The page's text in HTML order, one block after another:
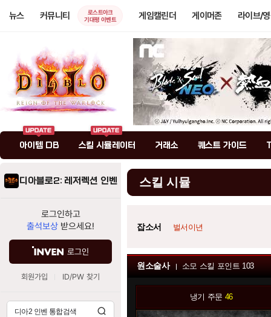
뉴스 커뮤니티
로스트아크
기대평 이벤트
게임캘린더 게이머존 라이브/
아이템 DB 스킬 시뮬레이터 거래소 퀘스트 가이드
디아블로2: 레저렉션 인벤
로그인하고
출석보상 받으세요!
로그인
회원가입 ID/PW 찾기
스킬 시뮬
잡소서 벌서이년
원소술사 소모 스킬 포인트 103
냉기 주문 46